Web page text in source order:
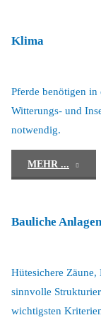
Klima
Pferde benötigen
Witterungs- und
notwendig.
MEHR ...
Bauliche Anlagen
Hütesichere
sinnvolle
wichtigsten